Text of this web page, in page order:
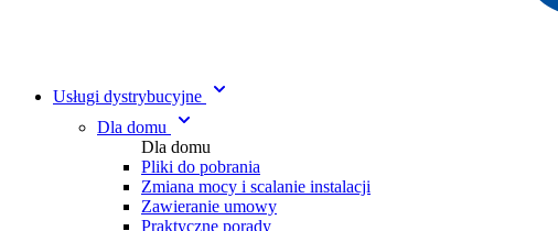
Usługi dystrybucyjne
Dla domu
Dla domu
Pliki do pobrania
Zmiana mocy i scalanie instalacji
Zawieranie umowy
Praktyczne porady